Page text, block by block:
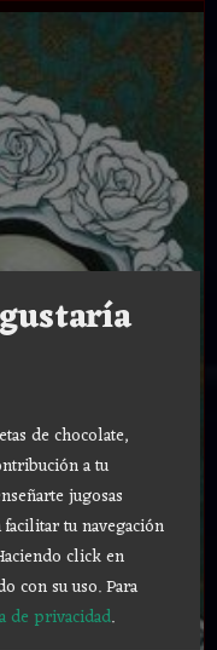
de chocolate,
a tu
jugosas
tu navegación
click en
con su uso.Para
de privacidad.